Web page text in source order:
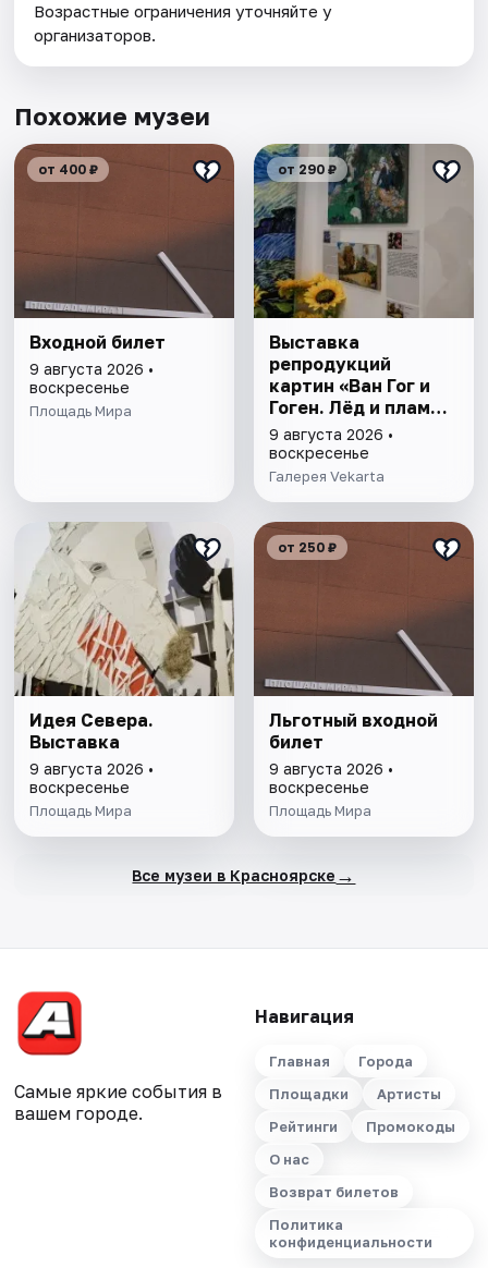
Возрастные ограничения уточняйте у
организаторов.
Похожие музеи
от 400 ₽
Входной билет
9 августа 2026 •
воскресенье
Площадь Мира
от 290 ₽
Выставка
репродукций
картин «Ван Гог и
Гоген. Лёд и пламя.
Два гения. Два
мира. Одна история,
изменившая
Красноярск
9 августа 2026 •
воскресенье
Галерея Vekarta
Идея Севера.
Выставка
9 августа 2026 •
воскресенье
Площадь Мира
от 250 ₽
Льготный входной
билет
9 августа 2026 •
воскресенье
Площадь Мира
Все музеи в Красноярске →
Самые яркие события в
вашем городе.
Навигация
Главная
Города
Площадки
Артисты
Рейтинги
Промокоды
О нас
Возврат билетов
Политика
конфиденциальности